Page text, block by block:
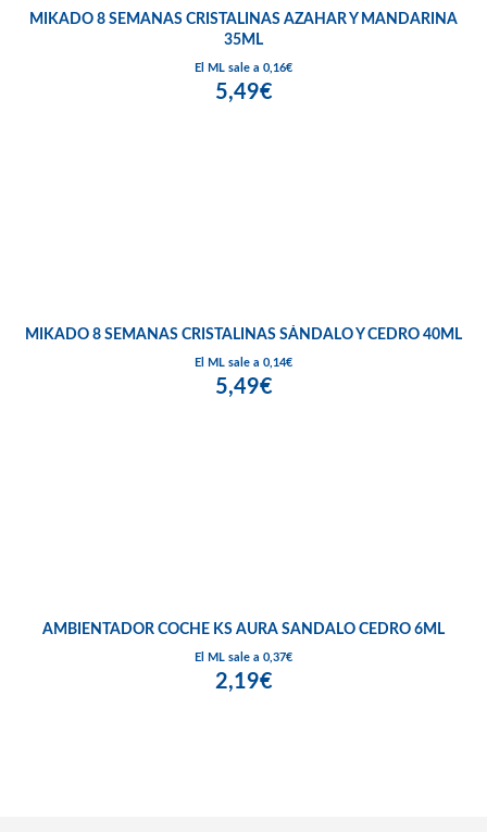
MIKADO 8 SEMANAS CRISTALINAS AZAHAR Y MANDARINA
35ML
El ML sale a 0,16€
5,49€
MIKADO 8 SEMANAS CRISTALINAS SÁNDALO Y CEDRO 40ML
El ML sale a 0,14€
5,49€
AMBIENTADOR COCHE KS AURA SANDALO CEDRO 6ML
El ML sale a 0,37€
2,19€